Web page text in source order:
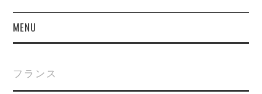
MENU
LIBRARY
フランス